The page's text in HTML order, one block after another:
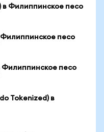
в Филиппинское песо
песо
Филиппинское песо
Tokenized) в